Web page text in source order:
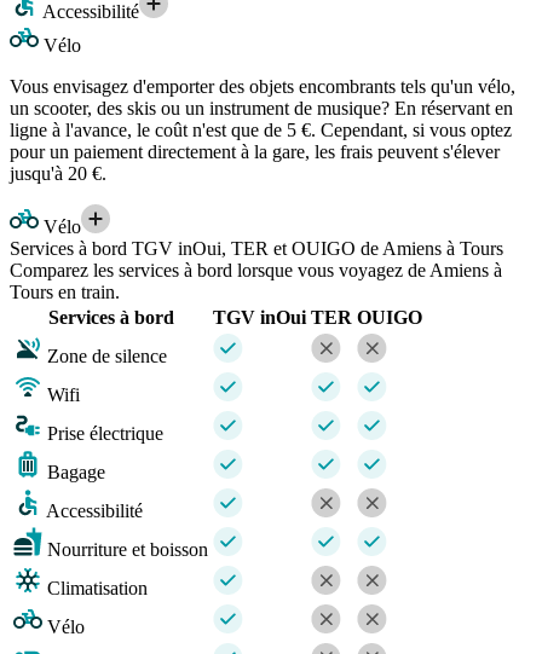
Accessibilité
Vélo
Vous envisagez d'emporter des objets encombrants tels qu'un vélo,
un scooter, des skis ou un instrument de musique? En réservant en
ligne à l'avance, le coût n'est que de 5 €. Cependant, si vous optez
pour un paiement directement à la gare, les frais peuvent s'élever
jusqu'à 20 €.
Vélo
Services à bord TGV inOui, TER et OUIGO de Amiens à Tours
Comparez les services à bord lorsque vous voyagez de Amiens à
Tours en train.
Services à bord
TGV inOui TER OUIGO
Zone de silence
Wifi
Prise électrique
Bagage
Accessibilité
Nourriture et boisson
Climatisation
Vélo